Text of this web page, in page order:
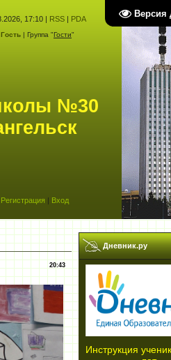
Версия
17:10 | RSS| PDA
Гость | Группа "Гости"
№30
Регистрация | Вход
20:43
Дневник.ру
Инструкция